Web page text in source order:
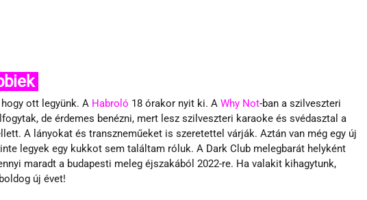
ott legyünk. A Habroló 18 órakor nyit ki. A Why Not-ban a szilveszteri
de érdemes benézni, mert lesz szilveszteri karaoke és svédasztal a
A lányokat és transzneműeket is szeretettel várják. Aztán van még egy új
legyek egy kukkot sem találtam róluk. A Dark Club melegbarát helyként
maradt a budapesti meleg éjszakából 2022-re. Ha valakit kihagytunk,
új évet!